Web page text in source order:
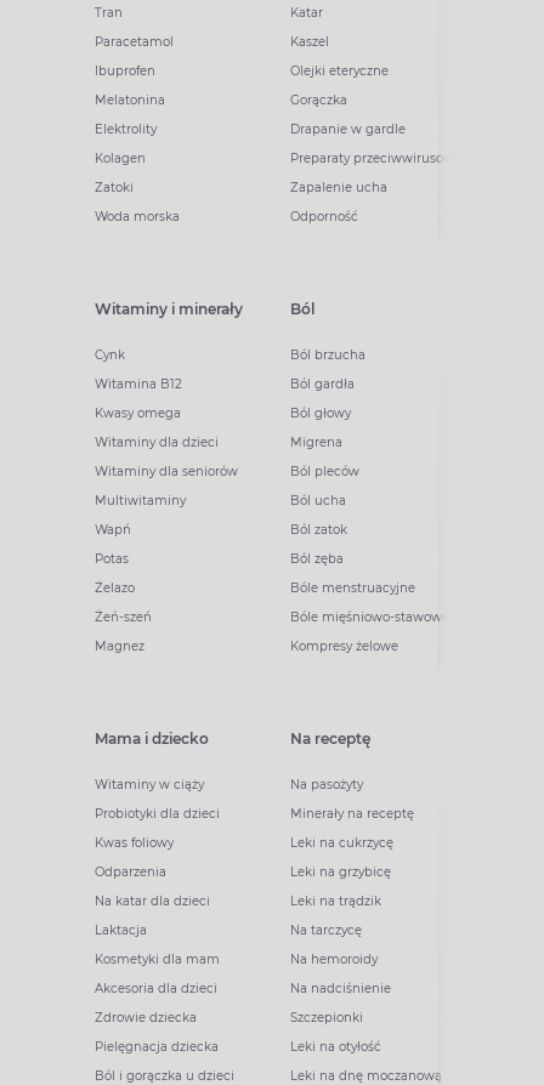
Tran
Paracetamol
Ibuprofen
Melatonina
Elektrolity
Kolagen
Zatoki
Woda morska
Katar
Kaszel
Olejki eteryczne
Gorączka
Drapanie w gardle
Preparaty przeciwwirusowe
Zapalenie ucha
Odporność
Witaminy i minerały
Cynk
Witamina B12
Kwasy omega
Witaminy dla dzieci
Witaminy dla seniorów
Multiwitaminy
Wapń
Potas
Żelazo
Żeń-szeń
Magnez
Ból
Ból brzucha
Ból gardła
Ból głowy
Migrena
Ból pleców
Ból ucha
Ból zatok
Ból zęba
Bóle menstruacyjne
Bóle mięśniowo-stawowe
Kompresy żelowe
Mama i dziecko
Witaminy w ciąży
Probiotyki dla dzieci
Kwas foliowy
Odparzenia
Na katar dla dzieci
Laktacja
Kosmetyki dla mam
Akcesoria dla dzieci
Zdrowie dziecka
Pielęgnacja dziecka
Ból i gorączka u dzieci
Na receptę
Na pasożyty
Minerały na receptę
Leki na cukrzycę
Leki na grzybicę
Leki na trądzik
Na tarczycę
Na hemoroidy
Na nadciśnienie
Szczepionki
Leki na otyłość
Leki na dnę moczanową